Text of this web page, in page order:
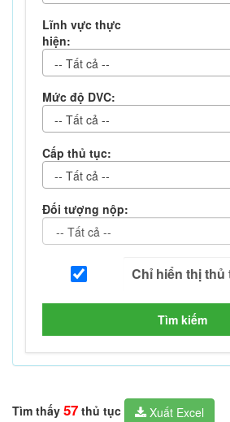
Lĩnh vực thực
hiện:
-- Tất cả --
Mức độ DVC:
-- Tất cả --
Cấp thủ tục:
-- Tất cả --
Đối tượng nộp:
Tìm kiếm
Tìm thấy 57 thủ tục Xuất Excel